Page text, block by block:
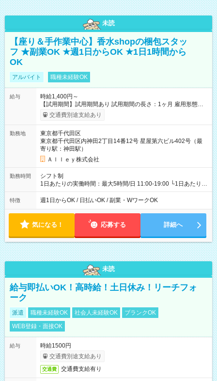
未読
【座り＆手作業中心】香水shopの梱包スタッ
フ ★副業OK ★週1日からOK ★1日1時間から
OK
アルバイト 職種未経験OK
給与
時給1,400円～
【試用期間】試用期間あり 試用期間の長さ：1ヶ月 雇用形態、
給与は本採用時と同じです。
交通費別途支給あり
勤務地
東京都千代田区
東京都千代田区内神田2丁目14番12号 星屋第六ビル402号（最
寄り駅：神田駅）
Ａｌｌｅｙ株式会社
勤務時間
シフト制
1日あたりの実働時間：最大5時間/日 11:00-19:00 └1日あたりの
実働時間：1-5時間 └上記の時間帯内であれば、いつでも勤務可
能！ └平日・土曜日の中で、お好きな曜日でご勤務いただけま
18:00 などのように、自由な働き方が可能なお仕事です！
特徴 週1日からOK / 日払いOK / 副業・WワークOK
気になる！ 応募する 詳細へ
未読
給与即払いOK！高時給！土日休み！リーチフォ
ーク
派遣 職種未経験OK 社会人未経験OK
ブランクOK
WEB登録・面接OK
給与
時給1500円
交通費別途支給あり
交通費 交通費支給有り